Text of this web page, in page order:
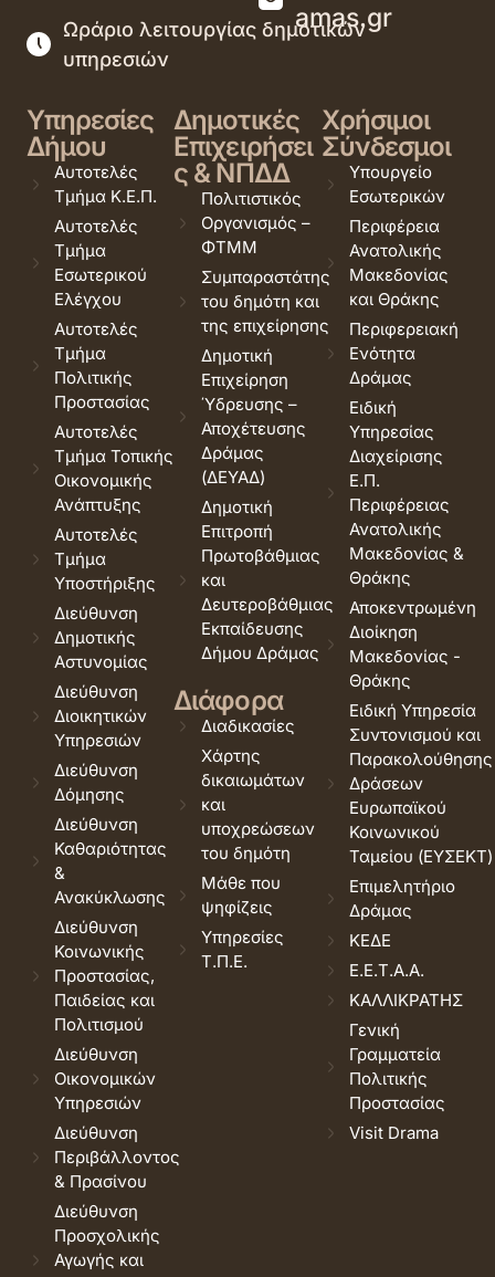
amas.gr
Ωράριο λειτουργίας δημοτικών
υπηρεσιών
Υπηρεσίες
Δήμου
Αυτοτελές
Τμήμα Κ.Ε.Π.
Αυτοτελές
Τμήμα
Εσωτερικού
Ελέγχου
Αυτοτελές
Τμήμα
Πολιτικής
Προστασίας
Αυτοτελές
Τμήμα Τοπικής
Οικονομικής
Ανάπτυξης
Αυτοτελές
Τμήμα
Υποστήριξης
Διεύθυνση
Δημοτικής
Αστυνομίας
Διεύθυνση
Διοικητικών
Υπηρεσιών
Διεύθυνση
Δόμησης
Διεύθυνση
Καθαριότητας
&
Ανακύκλωσης
Διεύθυνση
Κοινωνικής
Προστασίας,
Παιδείας και
Πολιτισμού
Διεύθυνση
Οικονομικών
Υπηρεσιών
Διεύθυνση
Περιβάλλοντος
& Πρασίνου
Διεύθυνση
Προσχολικής
Αγωγής και
Δημοτικές
Επιχειρήσει
ς & ΝΠΔΔ
Πολιτιστικός
Οργανισμός –
ΦΤΜΜ
Συμπαραστάτης
του δημότη και
της επιχείρησης
Δημοτική
Επιχείρηση
Ύδρευσης –
Αποχέτευσης
Δράμας
(ΔΕΥΑΔ)
Δημοτική
Επιτροπή
Πρωτοβάθμιας
και
Δευτεροβάθμιας
Εκπαίδευσης
Δήμου Δράμας
Διάφορα
Διαδικασίες
Χάρτης
δικαιωμάτων
και
υποχρεώσεων
του δημότη
Μάθε που
ψηφίζεις
Υπηρεσίες
Τ.Π.Ε.
Χρήσιμοι
Σύνδεσμοι
Υπουργείο
Εσωτερικών
Περιφέρεια
Ανατολικής
Μακεδονίας
και Θράκης
Περιφερειακή
Ενότητα
Δράμας
Ειδική
Υπηρεσίας
Διαχείρισης
Ε.Π.
Περιφέρειας
Ανατολικής
Μακεδονίας &
Θράκης
Αποκεντρωμένη
Διοίκηση
Μακεδονίας -
Θράκης
Ειδική Υπηρεσία
Συντονισμού και
Παρακολούθησης
Δράσεων
Ευρωπαϊκού
Κοινωνικού
Ταμείου (ΕΥΣΕΚΤ)
Επιμελητήριο
Δράμας
ΚΕΔΕ
Ε.Ε.Τ.Α.Α.
ΚΑΛΛΙΚΡΑΤΗΣ
Γενική
Γραμματεία
Πολιτικής
Προστασίας
Visit Drama